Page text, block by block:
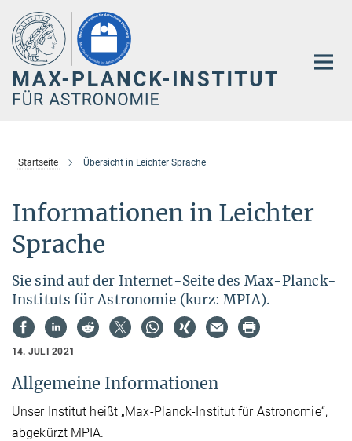
Hauptinhalt
Startseite Übersicht in Leichter Sprache
Informationen in Leichter
Sprache
Sie sind auf der Internet-Seite des Max-Planck-
Instituts für Astronomie (kurz: MPIA).
14. JULI 2021
Allgemeine Informationen
Unser Institut heißt „Max-Planck-Institut für Astronomie“,
abgekürzt MPIA.